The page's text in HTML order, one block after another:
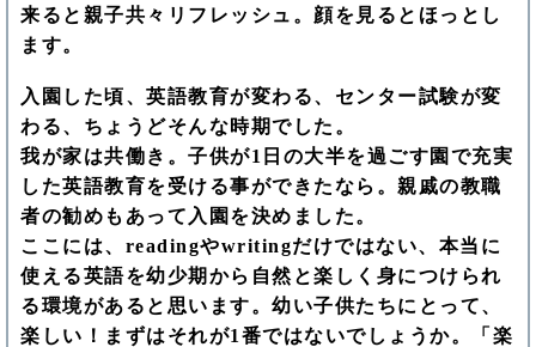
来ると親子共々リフレッシュ。顔を見るとほっとし
ます。
入園した頃、英語教育が変わる、センター試験が変
わる、ちょうどそんな時期でした。
我が家は共働き。子供が1日の大半を過ごす園で充実
した英語教育を受ける事ができたなら。親戚の教職
者の勧めもあって入園を決めました。
ここには、readingやwritingだけではない、本当に
使える英語を幼少期から自然と楽しく身につけられ
る環境があると思います。幼い子供たちにとって、
楽しい！まずはそれが1番ではないでしょうか。「楽